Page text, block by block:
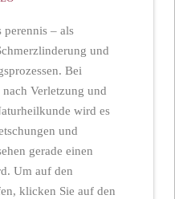
perennis – als
und
Bei
Verletzung und
wird es
und
gerade einen
Um auf den
klicken Sie auf den